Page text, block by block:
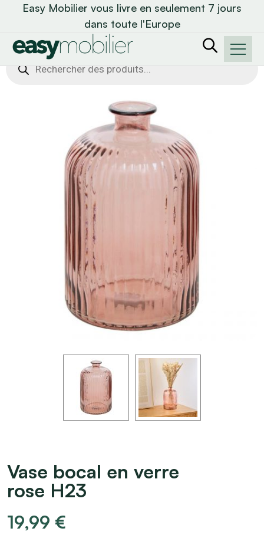
Easy Mobilier vous livre en seulement 7 jours
dans toute l'Europe
Recherche
de
Vase bocal en verre
rose H23
19,99 €